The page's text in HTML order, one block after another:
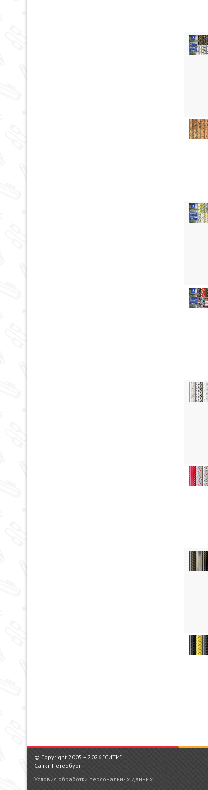
© Copyright 2005 – 2026 "СИТИ"
Санкт-Петербург
Условия обработки персональных данных.